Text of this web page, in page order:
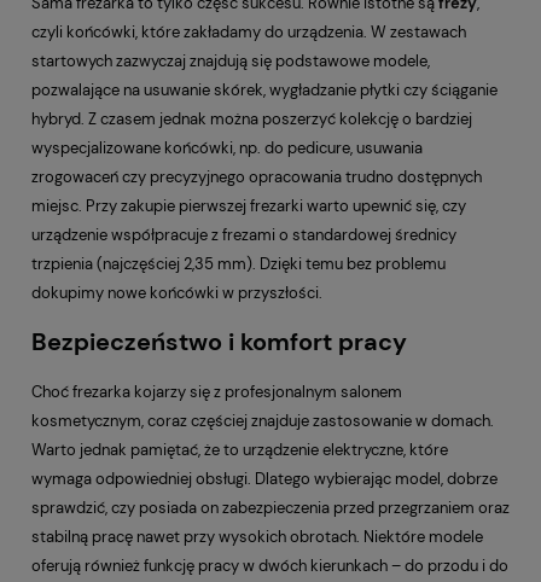
czyli końcówki, które zakładamy do urządzenia. W zestawach
startowych zazwyczaj znajdują się podstawowe modele,
pozwalające na usuwanie skórek, wygładzanie płytki czy ściąganie
hybryd. Z czasem jednak można poszerzyć kolekcję o bardziej
wyspecjalizowane końcówki, np. do pedicure, usuwania
zrogowaceń czy precyzyjnego opracowania trudno dostępnych
miejsc. Przy zakupie pierwszej frezarki warto upewnić się, czy
urządzenie współpracuje z frezami o standardowej średnicy
trzpienia (najczęściej 2,35 mm). Dzięki temu bez problemu
dokupimy nowe końcówki w przyszłości.
Bezpieczeństwo i komfort pracy
Choć frezarka kojarzy się z profesjonalnym salonem
kosmetycznym, coraz częściej znajduje zastosowanie w domach.
Warto jednak pamiętać, że to urządzenie elektryczne, które
wymaga odpowiedniej obsługi. Dlatego wybierając model, dobrze
sprawdzić, czy posiada on zabezpieczenia przed przegrzaniem oraz
stabilną pracę nawet przy wysokich obrotach. Niektóre modele
oferują również funkcję pracy w dwóch kierunkach – do przodu i do